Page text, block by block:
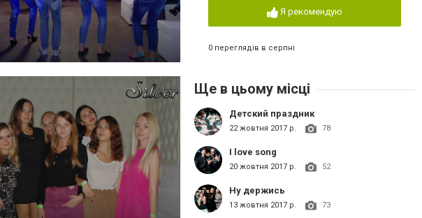
Я рекомендую
0 переглядів в серпні
Ще в цьому місці
Детский праздник
22 жовтня 2017 р. 78
I love song
20 жовтня 2017 р. 52
Ну держись
13 жовтня 2017 р. 73